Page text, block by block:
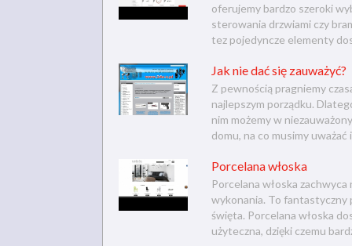
oferujemy bardzo szeroki
sterowania drzwiami czy
tez pojedyncze elementy
Jak nie dać się zauważyć?
Z pewnością pragniemy
najlepszym porządku.
nim możemy w
domu, na co musimy uważać
Porcelana włoska
Porcelana włoska
wykonania. To fantastyczny
święta. Porcelana włoska
użyteczna, dzięki czemu